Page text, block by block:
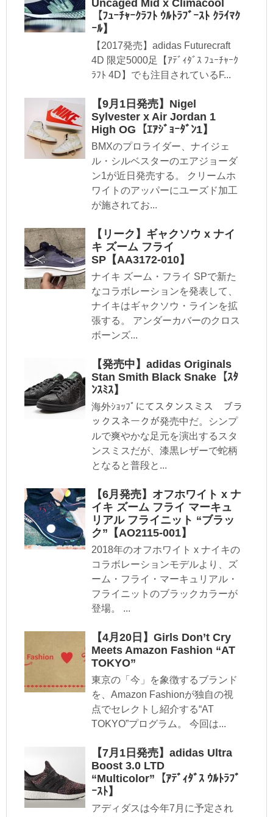
Uncaged Mid x Climacool
【ﾌｭｰﾁｬｰｸﾗﾌﾄ ｳﾙﾄﾗﾌﾞｰｽﾄ ｸﾗｲﾏｸ
ｰﾙ】
【2017発売】adidas Futurecraft
4D 限定5000足【ｱﾃﾞｨﾀﾞｽ ﾌｭｰﾁｬｰｸ
ﾗﾌﾄ 4D】でも注目されているF...
【9月1日発売】Nigel
Sylvester x Air Jordan 1
High OG【ｴｱｼﾞｮｰﾀﾞﾝ1】
BMXのプロライダー、ナイジェ
ル・シルベスターのエアジョーダ
ン1が近日発売する。 クリームホ
ワイトのアッパーにユーズド加工
が施されてお...
【リーク】ギャクソウ x ナイ
キ ズーム フライ
SP【AA3172-010】
ナイキ ズーム・フライ SPで新た
なコラボレーションを発表して、
ナイキはギャクソウ・ラインを拡
張する。 アンダーカバーのクロス
ボーンズ...
【発売中】adidas Originals
Stan Smith Black Snake【ｽﾀ
ﾝｽﾐｽ】
海外ｼｮｯﾌﾟにてスタンスミス ブラ
ックスネークが発売中だ。シンプ
ルで爽やかな足元を演出するスタ
ンスミスだが、漆黒レザーで蛇柄
となると普段と...
【6月発売】オフホワイト x ナ
イキ ズーム フライ マーキュ
リアル フライニット “ブラッ
ク”【AO2115-001】
2018年のオフホワイト x ナイキの
コラボレーションモデルより、ズ
ーム・フライ・マーキュリアル・
フライニットのブラックカラーが
登場。 ...
【4月20日】Girls Don’t Cry
Meets Amazon Fashion “AT
TOKYO”
東京の「今」を象徴するブランド
を、Amazon Fashionが独自の視
点でセレクトし紹介する“AT
TOKYO”プログラム。 今回は...
【7月1日発売】adidas Ultra
Boost 3.0 LTD
“Multicolor”【ｱﾃﾞｨﾀﾞｽ ｳﾙﾄﾗﾌﾞ
ｰｽﾄ】
アディダスは今年7月に予定され